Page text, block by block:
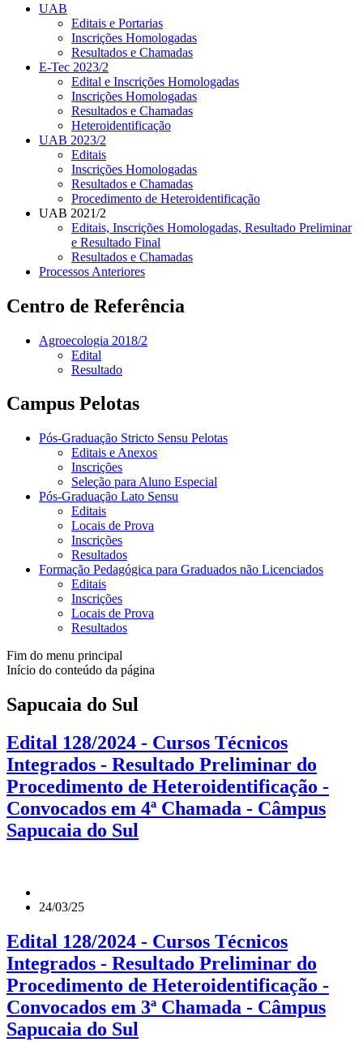
UAB
Editais e Portarias
Inscrições Homologadas
Resultados e Chamadas
E-Tec 2023/2
Edital e Inscrições Homologadas
Inscrições Homologadas
Resultados e Chamadas
Heteroidentificação
UAB 2023/2
Editais
Inscrições Homologadas
Resultados e Chamadas
Procedimento de Heteroidentificação
UAB 2021/2
Editais, Inscrições Homologadas, Resultado Preliminar
e Resultado Final
Resultados e Chamadas
Processos Anteriores
Centro de Referência
Agroecologia 2018/2
Edital
Resultado
Campus Pelotas
Pós-Graduação Stricto Sensu Pelotas
Editais e Anexos
Inscrições
Seleção para Aluno Especial
Pós-Graduação Lato Sensu
Editais
Locais de Prova
Inscrições
Resultados
Formação Pedagógica para Graduados não Licenciados
Editais
Inscrições
Locais de Prova
Resultados
Fim do menu principal
Início do conteúdo da página
Sapucaia do Sul
Edital 128/2024 - Cursos Técnicos
Integrados - Resultado Preliminar do
Procedimento de Heteroidentificação -
Convocados em 4ª Chamada - Câmpus
Sapucaia do Sul
24/03/25
Edital 128/2024 - Cursos Técnicos
Integrados - Resultado Preliminar do
Procedimento de Heteroidentificação -
Convocados em 3ª Chamada - Câmpus
Sapucaia do Sul